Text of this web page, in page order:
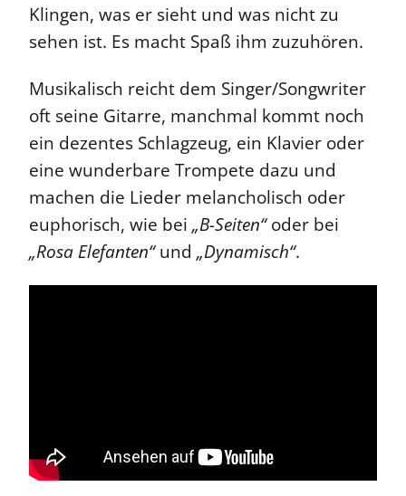
Klingen, was er sieht und was nicht zu
sehen ist. Es macht Spaß ihm zuzuhören.
Musikalisch reicht dem Singer/Songwriter
oft seine Gitarre, manchmal kommt noch
ein dezentes Schlagzeug, ein Klavier oder
eine wunderbare Trompete dazu und
machen die Lieder melancholisch oder
euphorisch, wie bei „B-Seiten“oder bei
„Rosa Elefanten“und „Dynamisch“.